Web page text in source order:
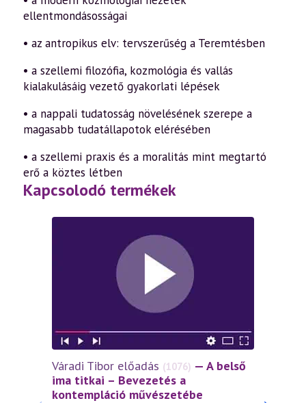
ellentmondásosságai
• az antropikus elv: tervszerűség a Teremtésben
• a szellemi filozófia, kozmológia és vallás
kialakulásáig vezető gyakorlati lépések
• a nappali tudatosság növelésének szerepe a
magasabb tudatállapotok elérésében
• a szellemi praxis és a moralitás mint megtartó
erő a köztes létben
Kapcsolodó termékek
Váradi Tibor előadás (1076) — A belső
ima titkai – Bevezetés a
kontempláció művészetébe